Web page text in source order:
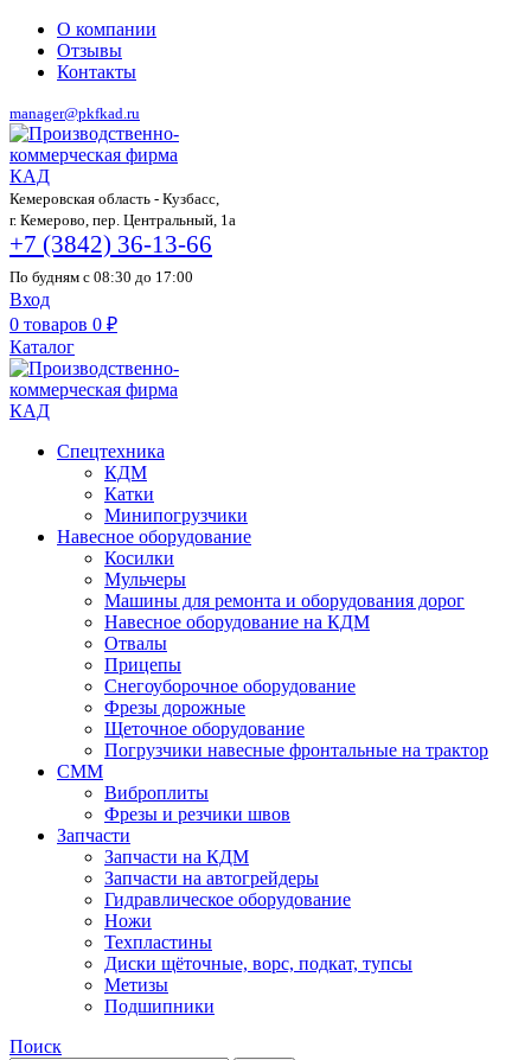
О компании
Отзывы
Контакты
manager@pkfkad.ru
Кемеровская область - Кузбасс,
г. Кемерово, пер. Центральный, 1а
+7 (3842) 36-13-66
По будням с 08:30 до 17:00
Вход
0 товаров 0 ₽
Каталог
Спецтехника
КДМ
Катки
Минипогрузчики
Навесное оборудование
Косилки
Мульчеры
Машины для ремонта и оборудования дорог
Навесное оборудование на КДМ
Отвалы
Прицепы
Снегоуборочное оборудование
Фрезы дорожные
Щеточное оборудование
Погрузчики навесные фронтальные на трактор
СММ
Виброплиты
Фрезы и резчики швов
Запчасти
Запчасти на КДМ
Запчасти на автогрейдеры
Гидравлическое оборудование
Ножи
Техпластины
Диски щёточные, ворс, подкат, тупсы
Метизы
Подшипники
Поиск